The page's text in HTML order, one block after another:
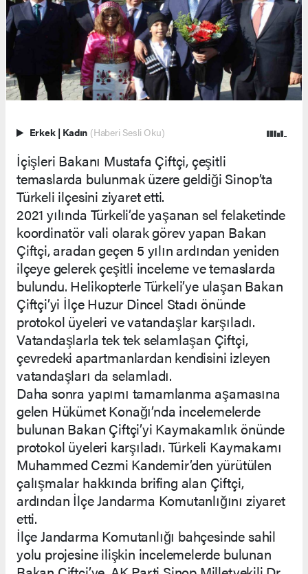
Erkek | Kadın (Haberi Sesli Oku)
İçişleri Bakanı Mustafa Çiftçi, çeşitli
temaslarda bulunmak üzere geldiği Sinop’ta
Türkeli ilçesini ziyaret etti.
2021 yılında Türkeli’de yaşanan sel felaketinde
koordinatör vali olarak görev yapan Bakan
Çiftçi, aradan geçen 5 yılın ardından yeniden
ilçeye gelerek çeşitli inceleme ve temaslarda
bulundu. Helikopterle Türkeli’ye ulaşan Bakan
Çiftçi’yi İlçe Huzur Dincel Stadı önünde
protokol üyeleri ve vatandaşlar karşıladı.
Vatandaşlarla tek tek selamlaşan Çiftçi,
çevredeki apartmanlardan kendisini izleyen
vatandaşları da selamladı.
Daha sonra yapımı tamamlanma aşamasına
gelen Hükümet Konağı’nda incelemelerde
bulunan Bakan Çiftçi’yi Kaymakamlık önünde
protokol üyeleri karşıladı. Türkeli Kaymakamı
Muhammed Cezmi Kandemir’den yürütülen
çalışmalar hakkında brifing alan Çiftçi,
ardından İlçe Jandarma Komutanlığını ziyaret
etti.
İlçe Jandarma Komutanlığı bahçesinde sahil
yolu projesine ilişkin incelemelerde bulunan